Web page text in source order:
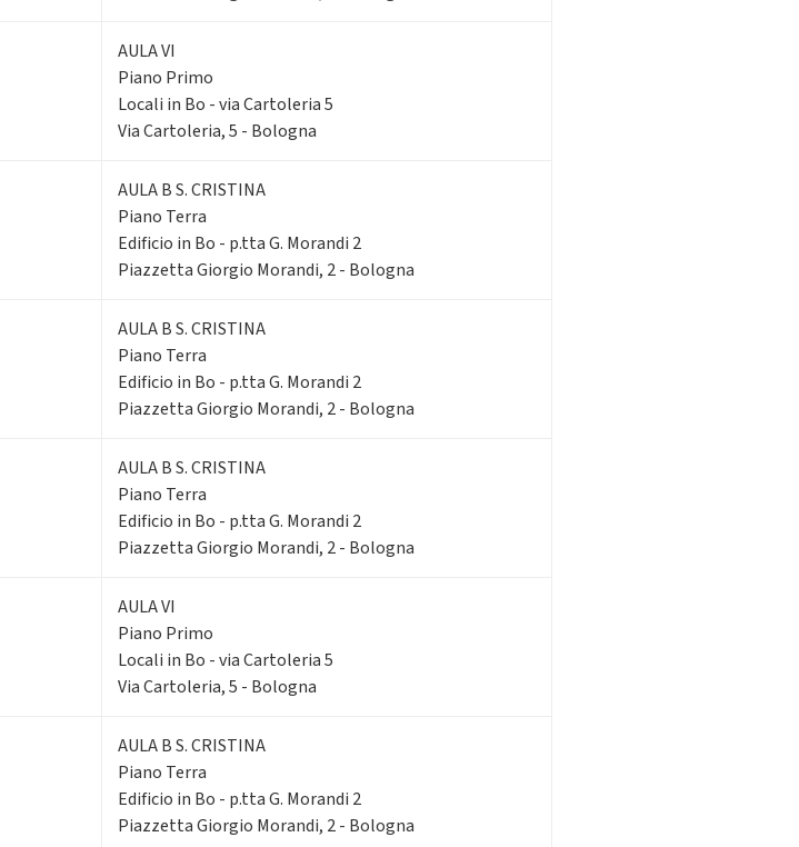
AULA VI
Piano Primo
Locali in Bo - via Cartoleria 5
Via Cartoleria, 5 - Bologna
AULA B S. CRISTINA
Piano Terra
Edificio in Bo - p.tta G. Morandi 2
Piazzetta Giorgio Morandi, 2 - Bologna
AULA B S. CRISTINA
Piano Terra
Edificio in Bo - p.tta G. Morandi 2
Piazzetta Giorgio Morandi, 2 - Bologna
AULA B S. CRISTINA
Piano Terra
Edificio in Bo - p.tta G. Morandi 2
Piazzetta Giorgio Morandi, 2 - Bologna
AULA VI
Piano Primo
Locali in Bo - via Cartoleria 5
Via Cartoleria, 5 - Bologna
AULA B S. CRISTINA
Piano Terra
Edificio in Bo - p.tta G. Morandi 2
Piazzetta Giorgio Morandi, 2 - Bologna